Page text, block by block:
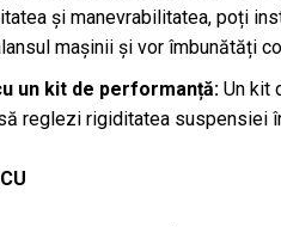
și manevrabilitatea, poți
mașinii și vor îmbunătăți
un kit de performanță: Un kit
reglezi rigiditatea suspensiei